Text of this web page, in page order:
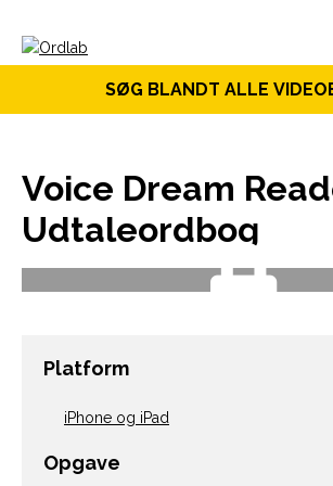
SØG BLANDT ALLE
Voice Dream
Udtaleordbog
Platform
iPhone og iPad
Opgave